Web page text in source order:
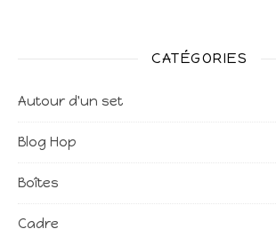
CATÉGORIES
Autour d'un set
Blog Hop
Boîtes
Cadre